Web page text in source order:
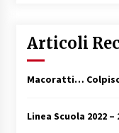
Articoli
Macoratti…
Linea Scuola 2022 –